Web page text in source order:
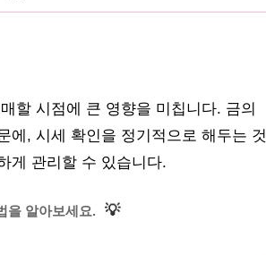
할 시점에 큰 영향을 미칩니다. 금의
에, 시세 확인을 정기적으로 해두는 것
게 관리할 수 있습니다.
을 알아보세요. 💡